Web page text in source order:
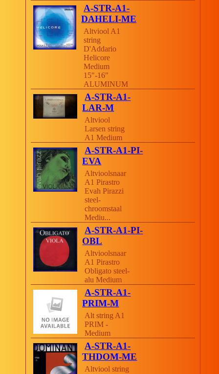
A-STR-A1-
DAHELI-ME
Altviool A1
string
D'Addario
Helicore
Medium
15"-16"
ALUMINUM
A-STR-A1-
LAR-M
Altviool
Larsen string
A1 Medium
A-STR-A1-PI-
EVA
Altvioolsnaar
A1 Pirastro
Evah Pirazzi
steel-
chroomstaal
Mediu...
A-STR-A1-PI-
OBL
Altvioolsnaar
A1 Pirastro
Obligato steel-
alu Medium
A-STR-A1-
PRIM-M
Alt string A1
PRIM -
Medium
A-STR-A1-
THDOM-ME
Altviool string